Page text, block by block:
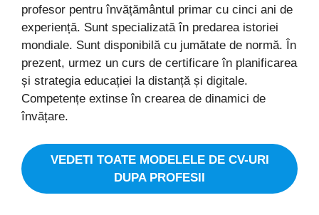
profesor pentru învățământul primar cu cinci ani de
experiență. Sunt specializată în predarea istoriei
mondiale. Sunt disponibilă cu jumătate de normă. În
prezent, urmez un curs de certificare în planificarea
și strategia educației la distanță și digitale.
Competențe extinse în crearea de dinamici de
învățare.
VEDETI TOATE MODELELE DE CV-URI
DUPA PROFESII